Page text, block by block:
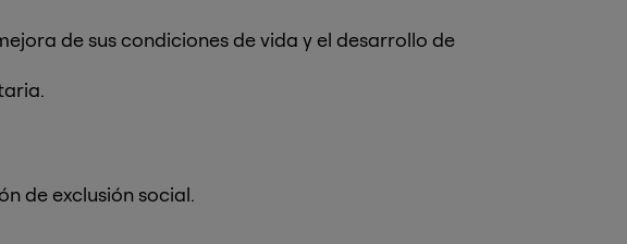
de sus condiciones de vida y el desarrollo de
de exclusión social.